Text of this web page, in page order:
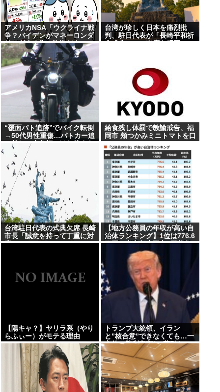
アメリカNSA「ウクライナ戦
争？バイデンがマネーロンダ
リングする為の詐欺だよ」
台湾が珍しく日本を痛烈批
判、駐日代表が「長崎平和祈
念式典」への出席を拒否
“覆面パト追跡”でバイク転倒
→50代男性重傷…パトカー追
い越し→赤色灯つけた後まも
なく転倒
給食残し体罰で教諭戒告、福
岡市 頬つかみミニトマトを口
に
台湾駐日代表の式典欠席 長崎
市長「誠意を持って丁重に対
応」
【地方公務員の年収が高い自
治体ランキング】1位は776.6
万円の東京都小平市 (平均年
齢41.1歳）、2位は神奈川県
川崎市の776.4万円、3位は東
京都武蔵野市の765.4万円
【陽キャ？】ヤリラ系（やり
らふぃー）がモテる理由
www
トランプ大統領、イラン
と”核合意”できなくても…一
方的に勝利宣言し”幕引き”の
考え示唆 米メディア